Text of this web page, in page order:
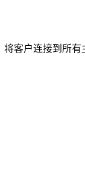
客户连接到所有